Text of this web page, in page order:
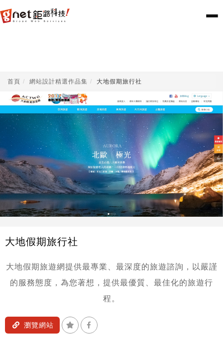
首頁 網站設計精選作品集 大地假期旅行社
大地假期旅行社
大地假期旅遊網提供最專業、最深度的旅遊諮詢，以嚴謹
的服務態度，為您著想，提供最優質、最佳化的旅遊行
程。
瀏覽網站